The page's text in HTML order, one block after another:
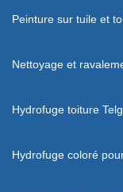
Peinture sur tuile et
Nettoyage et
Hydrofuge toiture
Hydrofuge coloré